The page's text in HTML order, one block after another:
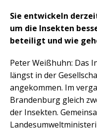
Sie entwickeln
um die Insekten
beteiligt und wie
Peter Weißhuhn: Das
längst in der
angekommen. Im
Brandenburg gleich
der Insekten.